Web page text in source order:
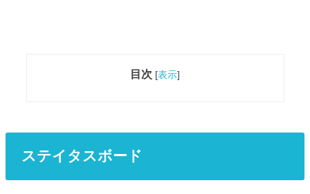
目次 [表示]
ステイタスボード